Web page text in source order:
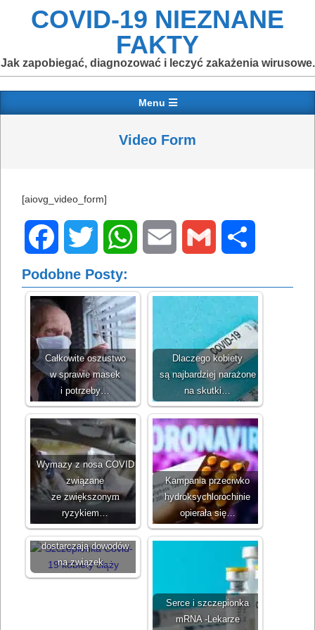
COVID-19 NIEZNANE
FAKTY
Jak zapobiegać, diagnozować i leczyć zakażenia wirusowe.
Navigation
Menu
Video Form
[aiovg_video_form]
FacebookTwitter WhatsApp
Podobne Posty:
Całkowite oszustwo
w sprawie masek
i potrzeby…
Dlaczego kobiety
są najbardziej narażone
na skutki…
Wymazy z nosa COVID
związane
ze zwiększonym
ryzykiem…
Kampania przeciwko
hydroksychlorochinie
opierała się…
Posty na Facebooku
dostarczają dowodów
na związek…
Serce i szczepionka
mRNA -Lekarze